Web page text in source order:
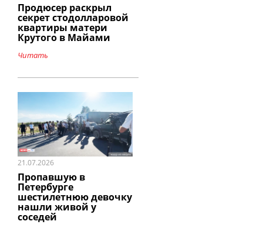
Продюсер раскрыл
секрет стодолларовой
квартиры матери
Крутого в Майами
Читать
21.07.2026
Пропавшую в
Петербурге
шестилетнюю девочку
нашли живой у
соседей